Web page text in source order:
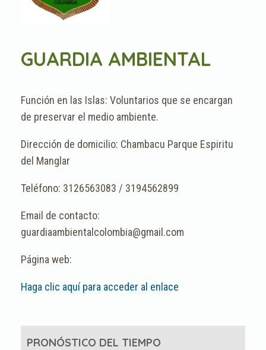
GUARDIA AMBIENTAL
Voluntarios que se encargan
de preservar el medio ambiente.
Chambacu Parque Espiritu
del Manglar
3126563083 / 3194562899
guardiaambientalcolombia@gmail.com
Haga clic aquí para acceder al enlace
PRONÓSTICO DEL TIEMPO